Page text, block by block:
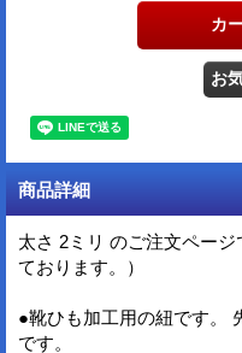
商品詳細
太さ 2ミリ のご注文ペー
ております。）
●靴ひも加工用の紐です。
です。